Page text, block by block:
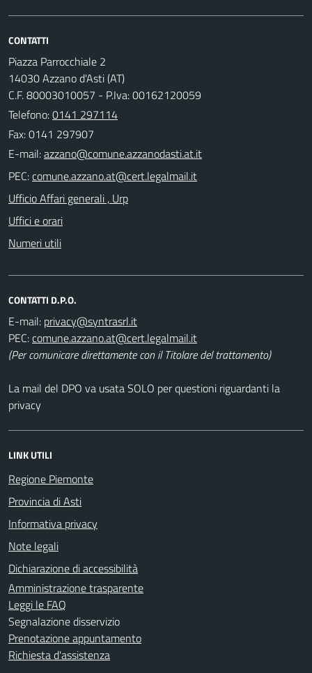
CONTATTI
Piazza Parrocchiale 2
14030 Azzano d'Asti (AT)
C.F. 80003010057 - P.Iva: 00162120059
Telefono:0141 297114
Fax: 0141 297907
E-mail:
PEC:
Ufficio Affari generali , Urp
Uffici e orari
Numeri utili
CONTATTI D.P.O.
E-mail:
PEC:
(Per comunicare direttamente con il Titolare del trattamento)
La mail del DPO va usata SOLO per questioni riguardanti la
privacy
LINK UTILI
Regione Piemonte
Provincia di Asti
Informativa privacy
Note legali
Dichiarazione di accessibilità
Amministrazione trasparente
Leggi le FAQ
Segnalazione disservizio
Prenotazione appuntamento
Richiesta d'assistenza